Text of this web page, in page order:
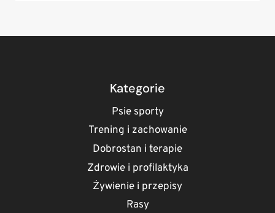
ZYJA
SZCZURY
DOMOWE
JAK
JE
Z
PSEM
Kategorie
Psie sporty
Trening i zachowanie
Dobrostan i terapie
Zdrowie i profilaktyka
Żywienie i przepisy
Rasy